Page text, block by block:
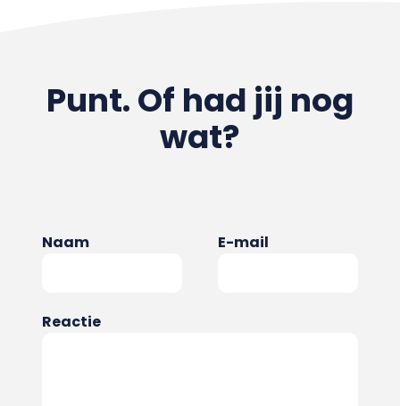
Punt. Of had jij nog
wat?
Naam E-mail
Reactie